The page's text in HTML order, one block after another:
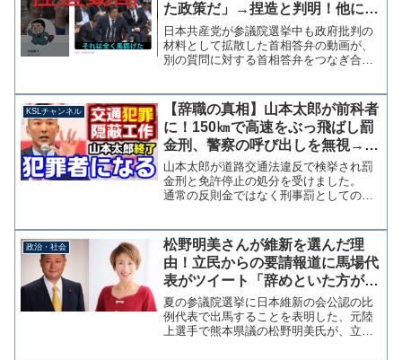
た政策だ」→捏造と判明！他にも
捏造や陰謀論が多数
日本共産党が参議院選挙中も政府批判の
材料として拡散した首相答弁の動画が、
別の質問に対する首相答弁をつなぎ合わ
めて中小企業並みに上げるべきだ」と問
うたことに対し安倍首相が...
KSLチャンネル
【辞職の真相】山本太郎が前科者
に！150㎞で高速をぶっ飛ばし罰
金刑、警察の呼び出しを無視→秘
書の身代わり出頭を画策か？
【KSLチャンネル】
山本太郎が道路交通法違反で検挙され罰
金刑と免許停止の処分を受けました。
通常の反則金ではなく刑事罰としての罰
ヤホヤが代表を務める異常集団というこ
とです。 党の声明が出て...
政治・社会
松野明美さんが維新を選んだ理
由！立民からの要請報道に馬場代
表がツイート「辞めといた方がエ
エですよ〜皆んな後悔してます
よ〜」
夏の参議院選挙に日本維新の会公認の比
例代表で出馬することを表明した、元陸
上選手で熊本県議の松野明美氏が、立憲